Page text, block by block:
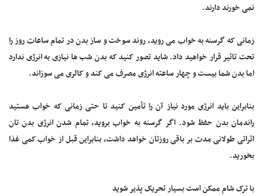
نمی خورند دارند.
زمانی که گرسنه به خواب می روید، روند سوخت و ساز بدن در تمام ساعات روز را
تحت تاثیر قرار خواهید داد. شاید تصور کنید که بدن شب ها نیازی به انرژی ندارد
اما بدن شما بیست و چهار ساعته انرژی مصرف می کند و کالری می سوزاند.
بنابراین باید انرژی مورد نیاز آن را تأمین کنید تا حتی زمانی که خواب هستید
راندمان بدن حفظ شود. اگر گرسنه به خواب بروید، تمام شدن انرژی بدن تان
اثراتی طولانی مدت بر باقی روزتان خواهد داشت، بنابراین قبل از خواب کمی غذا
بخورید.
با ترک شام ممکن است بسیار تحریک پذیر شوید